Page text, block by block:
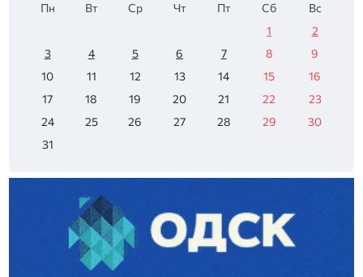
Пн Вт Ср Чт Пт Сб
Вс
1
2
3
4 5 6 7 8
9
10
11 12 13 14 15
16
17
18 19 20 21 22
23
24
25 26 27 28 29
30
31